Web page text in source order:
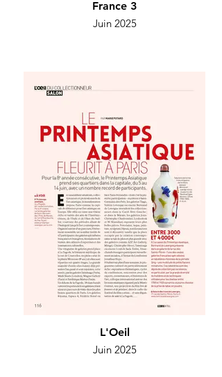
France 3
Juin 2025
L'Oeil
Juin 2025